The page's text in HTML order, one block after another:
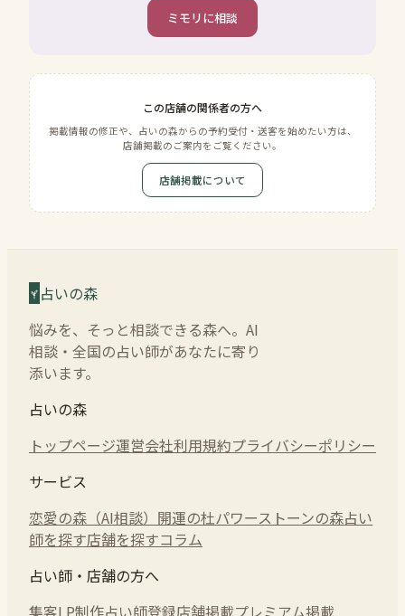
ミモリに相談
この店舗の関係者の方へ
掲載情報の修正や、占いの森からの予約受付・送客を始めたい方は、
店舗掲載のご案内をご覧ください。
店舗掲載について
占いの森
悩みを、そっと相談できる森へ。AI
相談・全国の占い師があなたに寄り
添います。
占いの森
トップページ運営会社利用規約プライバシーポリシー
サービス
恋愛の森（AI相談） 開運の杜パワーストーンの森占い
師を探す店舗を探すコラム
占い師・店舗の方へ
集客LP制作占い師登録店舗掲載プレミアム掲載